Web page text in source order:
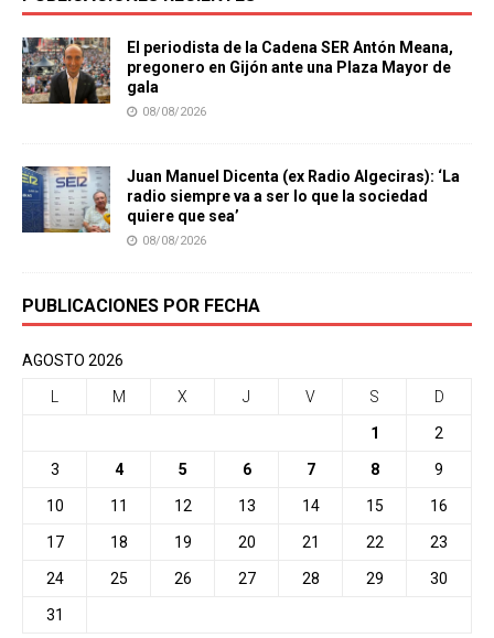
El periodista de la Cadena SER Antón Meana,
pregonero en Gijón ante una Plaza Mayor de
gala
08/08/2026
Juan Manuel Dicenta (ex Radio Algeciras): ‘La
radio siempre va a ser lo que la sociedad
quiere que sea’
08/08/2026
PUBLICACIONES POR FECHA
AGOSTO 2026
L M X J V S D
1 2
3 4 5 6 7 8 9
10 11 12 13 14 15 16
17 18 19 20 21 22 23
24 25 26 27 28 29 30
31